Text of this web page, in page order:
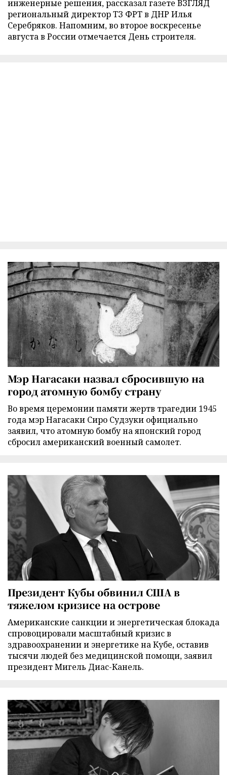
инженерные решения, рассказал газете ВЗГЛЯД
региональный директор ТЗ ФРТ в ДНР Илья
Серебряков. Напомним, во второе воскресенье
августа в России отмечается День строителя.
Мэр Нагасаки назвал сбросившую на
город атомную бомбу страну
Во время церемонии памяти жертв трагедии 1945
года мэр Нагасаки Сиро Судзуки официально
заявил, что атомную бомбу на японский город
сбросил американский военный самолет.
Президент Кубы обвинил США в
тяжелом кризисе на острове
Американские санкции и энергетическая блокада
спровоцировали масштабный кризис в
здравоохранении и энергетике на Кубе, оставив
тысячи людей без медицинской помощи, заявил
президент Мигель Диас-Канель.